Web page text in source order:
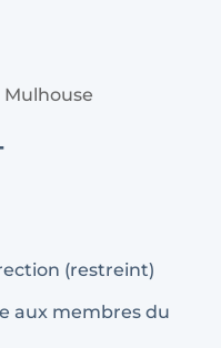
(restreint)
aux membres du